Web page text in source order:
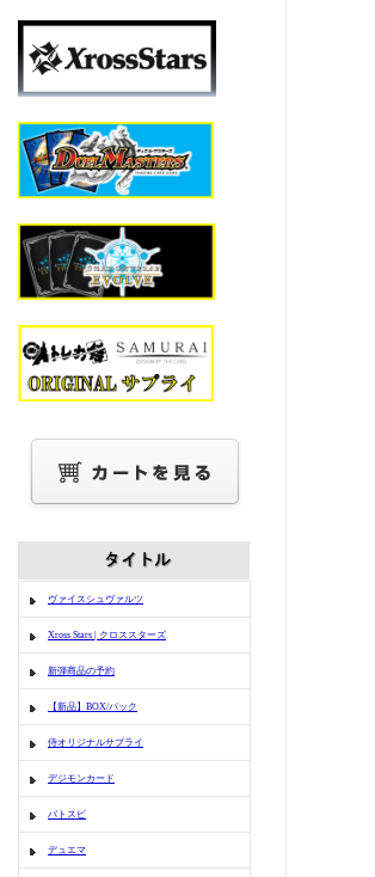
ヴァイスシュヴァルツ
Xross Stars | クロススターズ
新弾商品の予約
【新品】BOX/パック
侍オリジナルサプライ
デジモンカード
バトスピ
デュエマ